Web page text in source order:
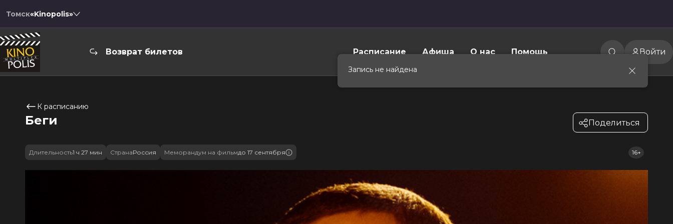
Томск«Kinopolis»
Возврат билетов Расписание Афиша О нас Помощь Войти
К расписанию
Беги Поделиться
Длительность1 ч 27 мин СтранаРоссия Меморандум на фильмдо 17 сентября 16+
Запись не найдена